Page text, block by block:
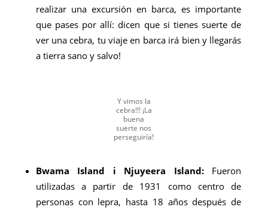
realizar una excursión en barca, es importante
que pases por allí: dicen que si tienes suerte de
ver una cebra, tu viaje en barca irá bien y llegarás
a tierra sano y salvo!
Y vimos la
cebra!!! ¡La
buena
suerte nos
perseguiría!
Bwama Island i Njuyeera Island:Fueron
utilizadas a partir de 1931 como centro de
personas con lepra, hasta 18 años después de